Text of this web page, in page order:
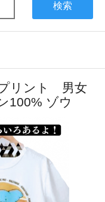
検索
リント 男女
ゾウ